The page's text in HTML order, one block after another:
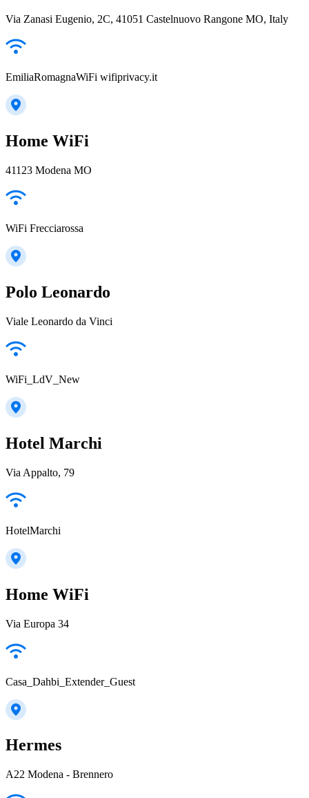
Via Zanasi Eugenio, 2C, 41051 Castelnuovo Rangone MO, Italy
EmiliaRomagnaWiFi wifiprivacy.it
Home WiFi
41123 Modena MO
WiFi Frecciarossa
Polo Leonardo
Viale Leonardo da Vinci
WiFi_LdV_New
Hotel Marchi
Via Appalto, 79
HotelMarchi
Home WiFi
Via Europa 34
Casa_Dahbi_Extender_Guest
Hermes
A22 Modena - Brennero